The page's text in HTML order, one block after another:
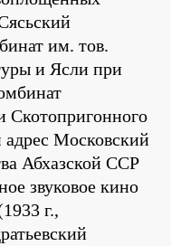
им. тов.
и Ясли при
Скотопригонного
адрес Московский
Абхазской ССР
звуковое кино
г.,